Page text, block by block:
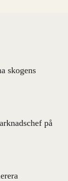
skogens
på